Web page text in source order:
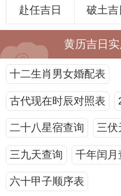
赴任吉日 破土吉
黄历吉日
十二生肖男女婚配表
古代现在时辰对照表
二十八星宿查询 三伏
三九天查询 千年闰月
六十甲子顺序表